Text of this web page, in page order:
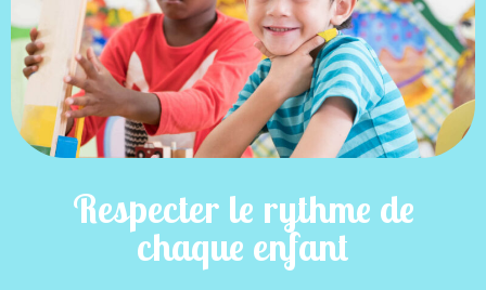
Respecter le rythme de
chaque enfant